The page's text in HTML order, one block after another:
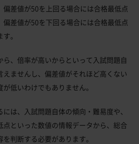
偏差値が50を上回る場合には合格最低点
偏差値が50を下回る場合には合格最低点
。
ら、倍率が高いからといって入試問題自
えませんし、偏差値がそれほど高くない
低いわけでもありません。
は、入試問題自体の傾向・難易度や、
といった数値の情報データから、総合
判断する必要があります。